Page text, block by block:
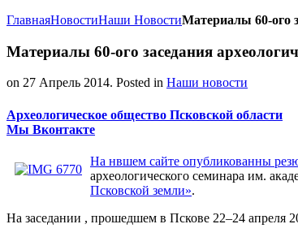
ГлавнаяНовостиНаши НовостиМатериалы 60-ого
Материалы 60-ого заседания
on 27 Апрель 2014. Posted in Наши новости
Археологическое общество Псковской области
Мы Вконтакте
На нвшем сайте опубликованны
археологического семинара им.
Псковской земли».
На заседании , прошедшем в Пскове 22–24 апреля